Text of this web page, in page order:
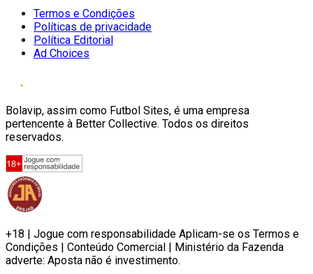
Termos e Condições
Políticas de privacidade
Política Editorial
Ad Choices
Bolavip, assim como Futbol Sites, é uma empresa
pertencente à Better Collective. Todos os direitos
reservados.
+18 | Jogue com responsabilidade Aplicam-se os Termos e
Condições | Conteúdo Comercial | Ministério da Fazenda
adverte: Aposta não é investimento.